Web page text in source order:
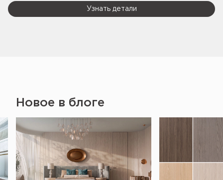
Узнать детали
Новое в блоге